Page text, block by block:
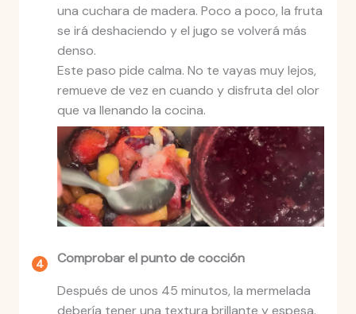
una cuchara de madera. Poco a poco, la fruta
se irá deshaciendo y el jugo se volverá más
denso.
Este paso pide calma. No te vayas muy lejos,
remueve de vez en cuando y disfruta del olor
que va llenando la cocina.
Comprobar el punto de cocción
Después de unos 45 minutos, la mermelada
debería tener una textura brillante y espesa.